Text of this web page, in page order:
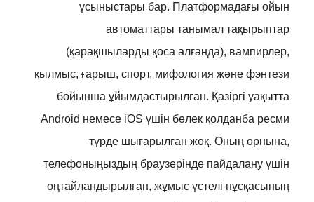
ұсыныстары бар. Платформадағы ойын
автоматтары танымал тақырыптар
(қарақшыларды қоса алғанда), вампирлер,
қылмыс, ғарыш, спорт, мифология және фэнтези
бойынша ұйымдастырылған. Қазіргі уақытта
Android немесе iOS үшін бөлек қолданба ресми
түрде шығарылған жоқ. Оның орнына,
телефоныңыздың браузерінде пайдалану үшін
оңтайландырылған, жұмыс үстелі нұсқасының